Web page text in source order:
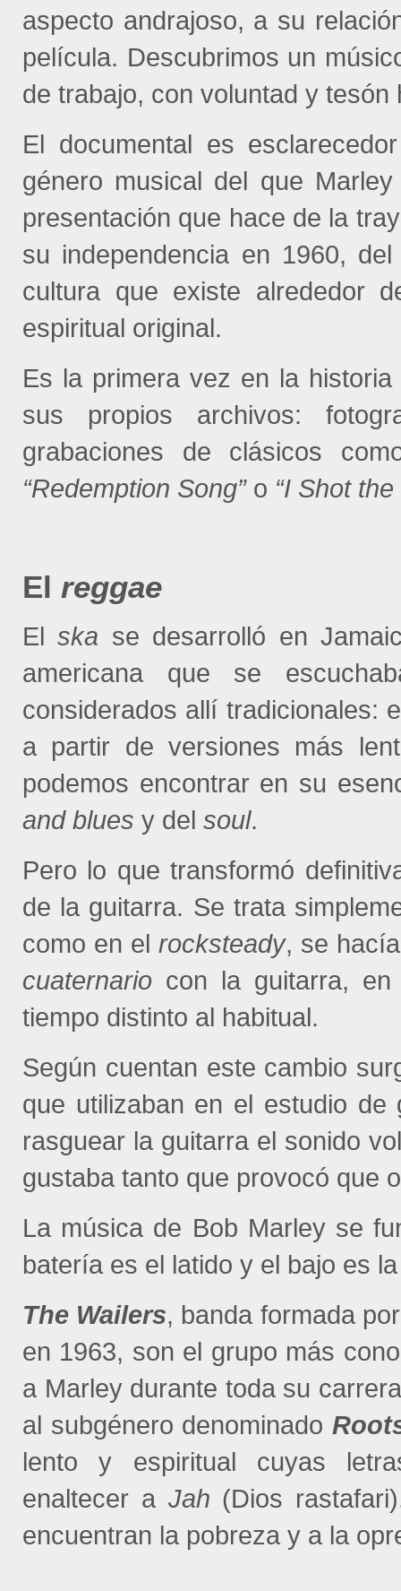
aspecto andrajoso, a su
película. Descubrimos un
de trabajo, con voluntad y
El documental es
género musical del que
presentación que hace de la
su independencia en 1960,
cultura que existe alrededor
espiritual original.
Es la primera vez en la
sus propios archivos:
grabaciones de clásicos
“Redemption Song”o “I Shot
El reggae
Elska se desarrolló en
americana que se
considerados allí tradicionales:
a partir de versiones más
podemos encontrar en su
and blues y del soul.
Pero lo que transformó
de la guitarra. Se trata
como en elrocksteady, se
cuaternario con la guitarra,
tiempo distinto al habitual.
Según cuentan este cambio
que utilizaban en el estudio de
rasguear la guitarra el sonido
gustaba tanto que provocó que
La música de Bob Marley se
batería es el latido y el bajo es
The Wailers, banda formada
en 1963, son el grupo más
a Marley durante toda su
al subgénero denominado
lento y espiritual cuyas
enaltecer a Jah (Dios
encuentran la pobreza y a la